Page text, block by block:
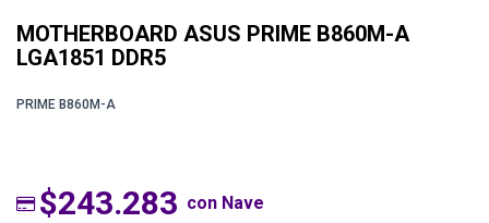
MOTHERBOARD ASUS PRIME B860M-A
LGA1851 DDR5
PRIME B860M-A
$243.283 con Nave